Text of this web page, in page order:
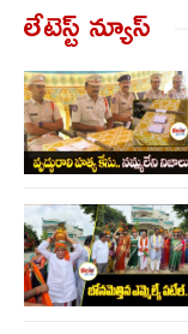
లేటెస్ట్ న్యూస్‌